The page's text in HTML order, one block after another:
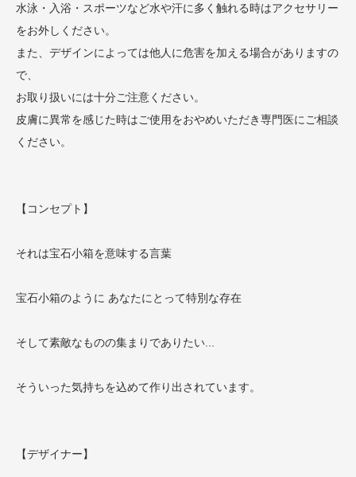
水泳・入浴・スポーツなど水や汗に多く触れる時はアクセサリー
をお外しください。
また、デザインによっては他人に危害を加える場合がありますの
で、
お取り扱いには十分ご注意ください。
皮膚に異常を感じた時はご使用をおやめいただき専門医にご相談
ください。
【コンセプト】
それは宝石小箱を意味する言葉
宝石小箱のように あなたにとって特別な存在
そして素敵なものの集まりでありたい...
そういった気持ちを込めて作り出されています。
【デザイナー】